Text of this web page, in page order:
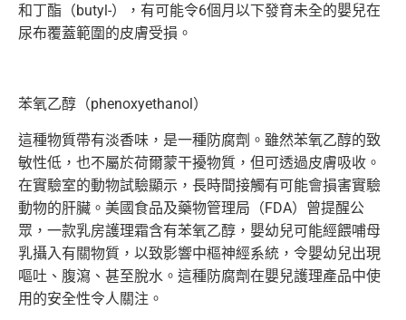
和丁酯（butyl-），有可能令6個月以下發育未全的嬰兒在
尿布覆蓋範圍的皮膚受損。
苯氧乙醇（phenoxyethanol）
這種物質帶有淡香味，是一種防腐劑。雖然苯氧乙醇的致
敏性低，也不屬於荷爾蒙干擾物質，但可透過皮膚吸收。
在實驗室的動物試驗顯示，長時間接觸有可能會損害實驗
動物的肝臟。美國食品及藥物管理局（FDA）曾提醒公
眾，一款乳房護理霜含有苯氧乙醇，嬰幼兒可能經餵哺母
乳攝入有關物質，以致影響中樞神經系統，令嬰幼兒出現
嘔吐、腹瀉、甚至脫水。這種防腐劑在嬰兒護理產品中使
用的安全性令人關注。